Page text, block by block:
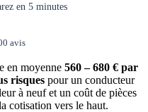
en 5 minutes
avis
en moyenne 560 – 680 € par
risques pour un conducteur
à neuf et un coût de pièces
cotisation vers le haut.